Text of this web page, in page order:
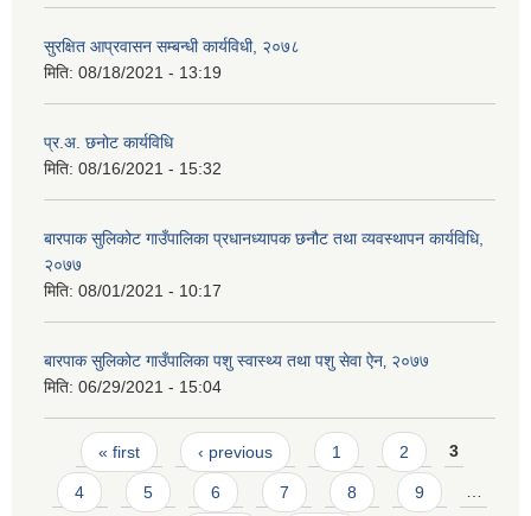
सुरक्षित आप्रवासन सम्बन्धी कार्यविधी, २०७८
मिति: 08/18/2021 - 13:19
प्र.अ. छनोट कार्यविधि
मिति: 08/16/2021 - 15:32
बारपाक सुलिकोट गाउँपालिका प्रधानध्यापक छनौट तथा व्यवस्थापन कार्यविधि,
२०७७
मिति: 08/01/2021 - 10:17
बारपाक सुलिकोट गाउँपालिका पशु स्वास्थ्य तथा पशु सेवा ऐन‚ २०७७
मिति: 06/29/2021 - 15:04
Pages
« first ‹ previous 1 2 3
4 5 6 7 8 9 …